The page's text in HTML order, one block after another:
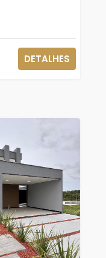
DETALHES